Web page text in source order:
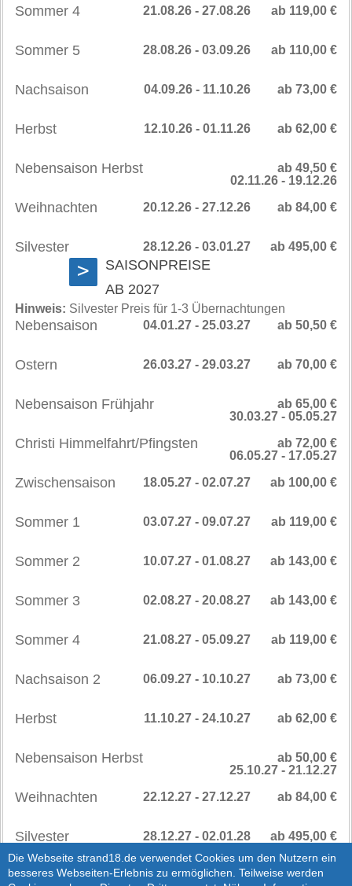
Die Webseite strand18.de verwendet Cookies um den Nutzern ein
besseres Webseiten-Erlebnis zu ermöglichen. Teilweise werden
Sommer 4 ab 119,00 €
21.08.26 - 27.08.26
Sommer 5 ab 110,00 €
28.08.26 - 03.09.26
Nachsaison ab 73,00 €
04.09.26 - 11.10.26
Herbst ab 62,00 €
12.10.26 - 01.11.26
Nebensaison Herbst
ab 49,50 €
02.11.26 - 19.12.26
Weihnachten ab 84,00 €
20.12.26 - 27.12.26
Silvester ab 495,00 €
28.12.26 - 03.01.27
>
SAISONPREISE
AB 2027
Hinweis: Silvester Preis für 1-3 Übernachtungen
Nebensaison ab 50,50 €
04.01.27 - 25.03.27
Ostern ab 70,00 €
26.03.27 - 29.03.27
Nebensaison Frühjahr
ab 65,00 €
30.03.27 - 05.05.27
Christi Himmelfahrt/Pfingsten
ab 72,00 €
06.05.27 - 17.05.27
Zwischensaison ab 100,00 €
18.05.27 - 02.07.27
Sommer 1 ab 119,00 €
03.07.27 - 09.07.27
Sommer 2 ab 143,00 €
10.07.27 - 01.08.27
Sommer 3 ab 143,00 €
02.08.27 - 20.08.27
Sommer 4 ab 119,00 €
21.08.27 - 05.09.27
Nachsaison 2 ab 73,00 €
06.09.27 - 10.10.27
Herbst ab 62,00 €
11.10.27 - 24.10.27
Nebensaison Herbst
ab 50,00 €
25.10.27 - 21.12.27
Weihnachten ab 84,00 €
22.12.27 - 27.12.27
Silvester ab 495,00 €
28.12.27 - 02.01.28
>
SAISONPREISE
AB 2028